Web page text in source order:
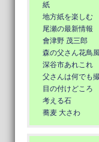
紙
地方紙を楽しむ
尾瀬の最新情報
會津野 茂三郎
森の父さん花鳥
深谷市あれこれ
父さんは何でも
目の付けどころ
考える石
蕎麦 大さわ